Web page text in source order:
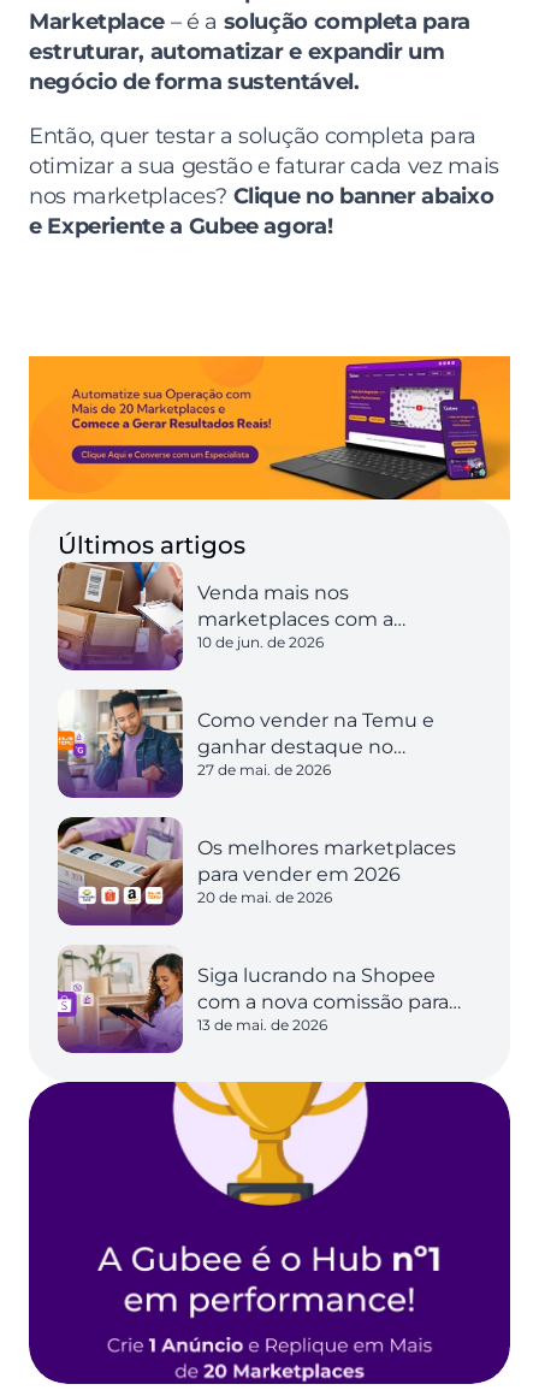
Marketplace – é a solução completa para
estruturar, automatizar e expandir um
negócio de forma sustentável.
Então, quer testar a solução completa para
otimizar a sua gestão e faturar cada vez mais
nos marketplaces? Clique no banner abaixo
e Experiente a Gubee agora!
Últimos artigos
Venda mais nos
marketplaces com a
expedição inteligente
10 de jun. de 2026
Como vender na Temu e
ganhar destaque no
marketplace
27 de mai. de 2026
Os melhores marketplaces
para vender em 2026
20 de mai. de 2026
Siga lucrando na Shopee
com a nova comissão para
vendedores
13 de mai. de 2026